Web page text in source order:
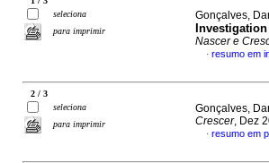
seleciona
para imprimir
Gonçalves,
Nascer e
· resumo em
2 / 3
seleciona
para imprimir
Gonçalves,
Crescer, Dez
· resumo em